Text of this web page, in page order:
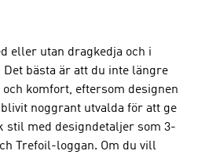
eller utan dragkedja och i
bästa är att du inte längre
komfort, eftersom designen
noggrant utvalda för att ge
stil med designdetaljer som 3-
Trefoil-loggan. Om du vill